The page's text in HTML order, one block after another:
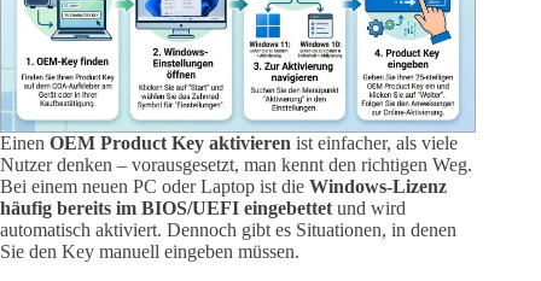
Einen OEM Product Key aktivieren ist einfacher, als viele
Nutzer denken – vorausgesetzt, man kennt den richtigen Weg.
Bei einem neuen PC oder Laptop ist die Windows-Lizenz
häufig bereits im BIOS/UEFI eingebettet und wird
automatisch aktiviert. Dennoch gibt es Situationen, in denen
Sie den Key manuell eingeben müssen.